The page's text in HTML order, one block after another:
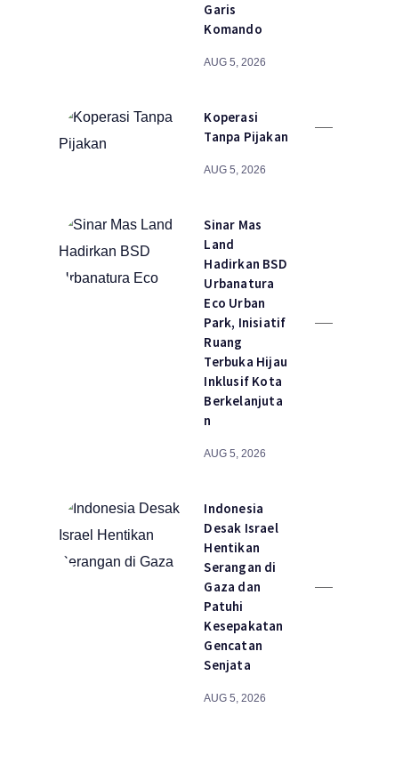
Garis
Komando
AUG 5, 2026
Koperasi
Tanpa Pijakan
AUG 5, 2026
Sinar Mas
Land
Hadirkan BSD
Urbanatura
Eco Urban
Park, Inisiatif
Ruang
Terbuka Hijau
Inklusif Kota
Berkelanjuta
n
AUG 5, 2026
Indonesia
Desak Israel
Hentikan
Serangan di
Gaza dan
Patuhi
Kesepakatan
Gencatan
Senjata
AUG 5, 2026